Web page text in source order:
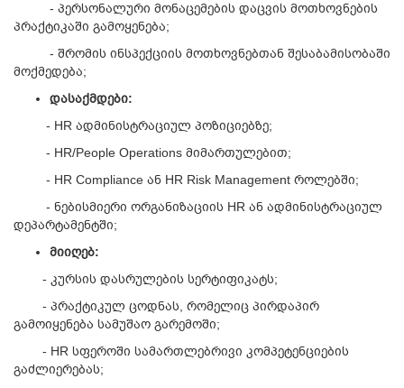
- პერსონალური მონაცემების დაცვის მოთხოვნების
პრაქტიკაში გამოყენება;
- შრომის ინსპექციის მოთხოვნებთან შესაბამისობაში
მოქმედება;
დასაქმდები:
- HR ადმინისტრაციულ პოზიციებზე;
- HR/People Operations მიმართულებით;
- HR Compliance ან HR Risk Management როლებში;
- ნებისმიერი ორგანიზაციის HR ან ადმინისტრაციულ
დეპარტამენტში;
მიიღებ:
- კურსის დასრულების სერტიფიკატს;
- პრაქტიკულ ცოდნას, რომელიც პირდაპირ
გამოიყენება სამუშაო გარემოში;
- HR სფეროში სამართლებრივი კომპეტენციების
გაძლიერებას;